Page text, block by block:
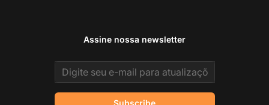
Assine nossa newsletter
Email address
Subscribe